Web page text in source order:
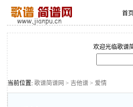
首页
欢迎光临歌谱
当前位置: 歌谱简谱网 > 吉他谱 > 爱情